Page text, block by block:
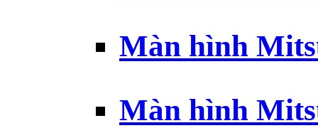
Màn hình
Màn hình